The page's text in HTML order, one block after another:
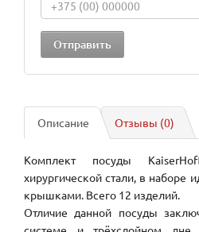
Описание Отзывы (0)
Комплект посуды
хирургической стали, в наборе
крышками. Всего 12 изделий.
Отличие данной посуды